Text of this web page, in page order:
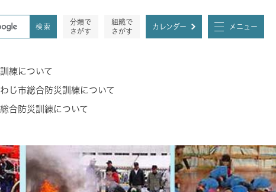
分類で
さがす
組織で
さがす
カレンダー メニュー
練について
じ市総合防災訓練について
合防災訓練について